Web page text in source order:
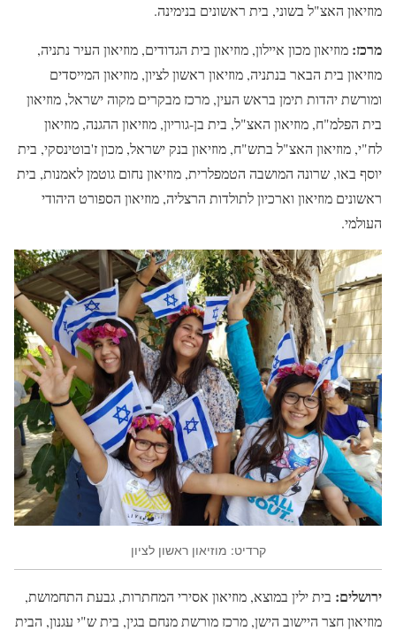
מוזיאון האצ"ל בשוני, בית ראשונים בנימינה.
מרכז: מוזיאון מכון איילון, מוזיאון בית הגדודים, מוזיאון העיר נתניה,
מוזיאון בית הבאר בנתניה, מוזיאון ראשון לציון, מוזיאון המייסדים
ומורשת יהדות תימן בראש העין, מרכז מבקרים מקוה ישראל, מוזיאון
בית הפלמ"ח, מוזיאון האצ"ל, בית בן-גוריון, מוזיאון ההגנה, מוזיאון
לח"י, מוזיאון האצ"ל בתש"ח, מוזיאון בנק ישראל, מכון ז'בוטינסקי, בית
יוסף באו, שרונה המושבה הטמפלרית, מוזיאון נחום גוטמן לאמנות, בית
ראשונים מוזיאון וארכיון לתולדות הרצליה, מוזיאון הספורט היהודי
העולמי.
קרדיט: מוזיאון ראשון לציון
ירושלים: בית ילין במוצא, מוזיאון אסירי המחתרות, גבעת התחמושת,
מוזיאון חצר היישוב הישן, מרכז מורשת מנחם בגין, בית ש"י עגנון, הבית